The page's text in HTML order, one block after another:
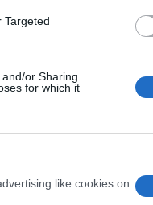
Targeted
or Sharing
for which it
like cookies on
od